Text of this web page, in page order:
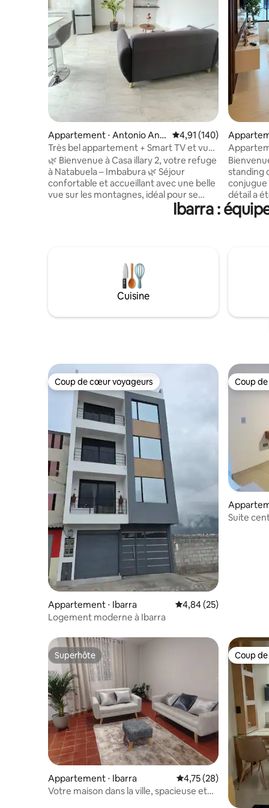
Appartement ⋅ Antonio Ant
e
Évaluation moyenne
4,91 (140)
Très bel appartement + Smart TV et vue
incroyable
🌿 Bienvenue à Casa illary 2, votre refuge
à Natabuela – Imbabura 🌿 Séjour
confortable et accueillant avec une belle
vue sur les montagnes, idéal pour se
reposer et découvrir la richesse
culturelle et naturelle d'Imbabura. ✨
réfrigérateur, mixeur et micro-ondes •
Ustensiles de cuisine 📍 Excellent
emplacement et facile d'accès depuis la
accueillir et de faire en sorte que vous
vous sentiez comme à la maison
Ibarra
standing
conjugue
détail a
vous
de 3
joyau :
avec
blanche
paix
Ibarra :
Cuisine
Coup de cœur voyageurs
Coup de cœur voyageurs
Appartement ⋅ Ibarra Évaluation moyenne
4,84 (25)
Logement moderne à Ibarra
Coup
Coup
Suite
Superhôte
Superhôte
Appartement ⋅ Ibarra Évaluation moyenne
4,75 (28)
Votre maison dans la ville, spacieuse et
Coup
Coup